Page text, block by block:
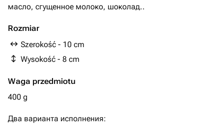
Rozmiar
Szerokość - 10 cm
Wysokość - 8 cm
Waga przedmiotu
400 g
Два варианта исполнения: